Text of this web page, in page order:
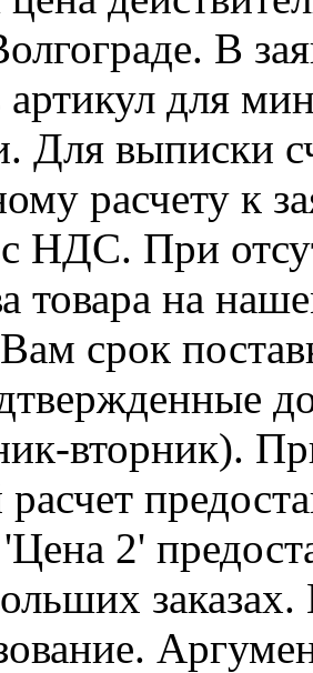
В
артикул для
Для выписки
расчету к
НДС. При
товара на
срок
вторник).
2'